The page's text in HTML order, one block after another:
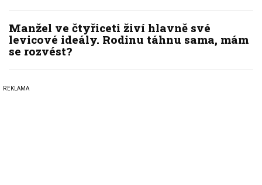
Manžel ve čtyřiceti živí hlavně své
levicové ideály. Rodinu táhnu sama, mám
se rozvést?